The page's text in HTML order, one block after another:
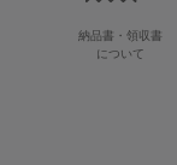
納品書・領収書
について